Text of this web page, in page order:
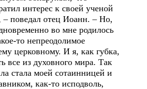
интерес к своей ученой
– поведал отец Иоанн. – Но,
во мне родилось
то непреодолимое
церковному. И я, как губка,
все из духовного мира. Так
стала моей сотаинницей и
как-то исподволь,